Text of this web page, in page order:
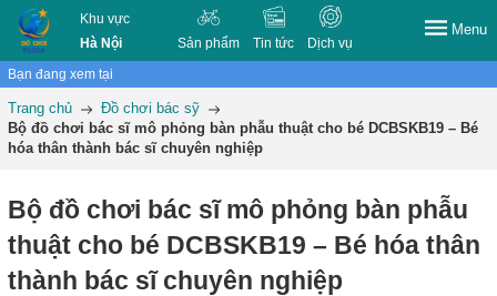
Khu vực
Hà Nội
Sản phẩm Tin tức Dịch vụ
Menu
Bạn đang xem tại
Trang chủ
Đồ chơi bác sỹ
Bộ đồ chơi bác sĩ mô phỏng bàn phẫu thuật cho bé DCBSKB19 – Bé
hóa thân thành bác sĩ chuyên nghiệp
Bộ đồ chơi bác sĩ mô phỏng bàn phẫu
thuật cho bé DCBSKB19 – Bé hóa thân
thành bác sĩ chuyên nghiệp